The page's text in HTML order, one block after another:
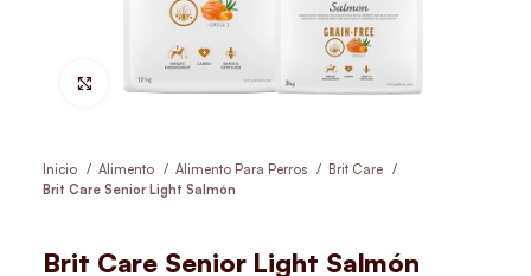
Hacer Zoom
Inicio Alimento Alimento Para Perros
Brit Care
Brit Care Senior Light Salmón
Brit Care Senior Light Salmón